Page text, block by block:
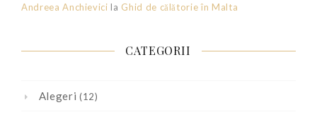
Andreea Anchievici la Ghid de călătorie în Malta
CATEGORII
Alegeri (12)